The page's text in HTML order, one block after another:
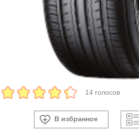
14 голосов
В избранное